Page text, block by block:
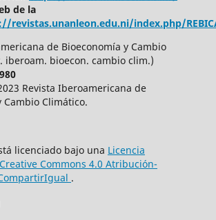
de la
revistas.unanleon.edu.ni/index.php/
de Bioeconomía y Cambio
iberoam. bioecon. cambio clim.)
Revista Iberoamericana de
Cambio Climático.
licenciado bajo una Licencia
Commons 4.0 Atribución-
.